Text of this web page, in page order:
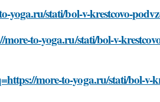
yoga.ru/stati/bol-v-krestcovo-
to-yoga.ru/stati/bol-v-
more-to-yoga.ru/stati/bol-v-